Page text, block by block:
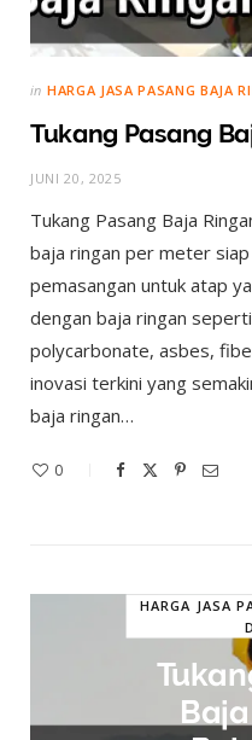
in HARGA JASA PASANG BAJA
Tukang Pasang
JUNI 20, 2025
Tukang Pasang Baja
baja ringan per meter
pemasangan untuk atap
dengan baja ringan
polycarbonate, asbes,
inovasi terkini yang
baja ringan…
0
HARGA JASA